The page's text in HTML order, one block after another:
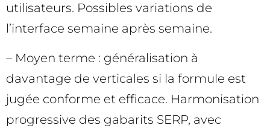
utilisateurs. Possibles variations de
l’interface semaine après semaine.
– Moyen terme : généralisation à
davantage de verticales si la formule est
jugée conforme et efficace. Harmonisation
progressive des gabarits SERP, avec